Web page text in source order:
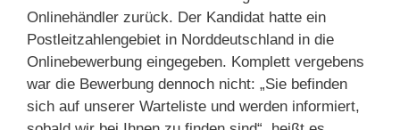
Onlinehändler zurück. Der Kandidat hatte ein
Postleitzahlengebiet in Norddeutschland in die
Onlinebewerbung eingegeben. Komplett vergebens
war die Bewerbung dennoch nicht: „Sie befinden
sich auf unserer Warteliste und werden informiert,